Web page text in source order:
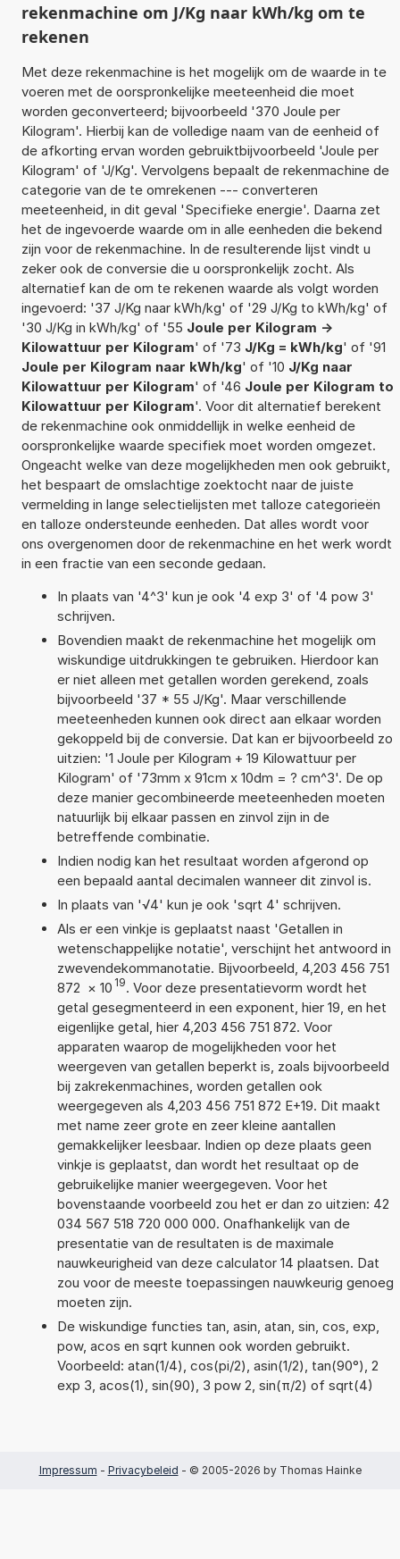
rekenmachine om J/Kg naar kWh/kg om te
rekenen
Met deze rekenmachine is het mogelijk om de waarde in te
voeren met de oorspronkelijke meeteenheid die moet
worden geconverteerd; bijvoorbeeld '370 Joule per
Kilogram'. Hierbij kan de volledige naam van de eenheid of
de afkorting ervan worden gebruiktbijvoorbeeld 'Joule per
Kilogram' of 'J/Kg'. Vervolgens bepaalt de rekenmachine de
categorie van de te omrekenen --- converteren
meeteenheid, in dit geval 'Specifieke energie'. Daarna zet
het de ingevoerde waarde om in alle eenheden die bekend
zijn voor de rekenmachine. In de resulterende lijst vindt u
zeker ook de conversie die u oorspronkelijk zocht. Als
alternatief kan de om te rekenen waarde als volgt worden
ingevoerd: '37 J/Kg naar kWh/kg' of '29 J/Kg to kWh/kg' of
'30 J/Kg in kWh/kg' of '55 Joule per Kilogram ->
Kilowattuur per Kilogram' of '73 J/Kg = kWh/kg' of '91
Joule per Kilogram naar kWh/kg' of '10 J/Kg naar
Kilowattuur per Kilogram' of '46 Joule per Kilogram to
Kilowattuur per Kilogram'. Voor dit alternatief berekent
de rekenmachine ook onmiddellijk in welke eenheid de
oorspronkelijke waarde specifiek moet worden omgezet.
Ongeacht welke van deze mogelijkheden men ook gebruikt,
het bespaart de omslachtige zoektocht naar de juiste
vermelding in lange selectielijsten met talloze categorieën
en talloze ondersteunde eenheden. Dat alles wordt voor
ons overgenomen door de rekenmachine en het werk wordt
in een fractie van een seconde gedaan.
In plaats van '4^3' kun je ook '4 exp 3' of '4 pow 3'
schrijven.
Bovendien maakt de rekenmachine het mogelijk om
wiskundige uitdrukkingen te gebruiken. Hierdoor kan
er niet alleen met getallen worden gerekend, zoals
bijvoorbeeld '37 * 55 J/Kg'. Maar verschillende
meeteenheden kunnen ook direct aan elkaar worden
gekoppeld bij de conversie. Dat kan er bijvoorbeeld zo
uitzien: '1 Joule per Kilogram + 19 Kilowattuur per
Kilogram' of '73mm x 91cm x 10dm = ? cm^3'. De op
deze manier gecombineerde meeteenheden moeten
natuurlijk bij elkaar passen en zinvol zijn in de
betreffende combinatie.
Indien nodig kan het resultaat worden afgerond op
een bepaald aantal decimalen wanneer dit zinvol is.
In plaats van '√4' kun je ook 'sqrt 4' schrijven.
Als er een vinkje is geplaatst naast 'Getallen in
wetenschappelijke notatie', verschijnt het antwoord in
zwevendekommanotatie. Bijvoorbeeld, 4,203 456 751
872 × 10 19. Voor deze presentatievorm wordt het
getal gesegmenteerd in een exponent, hier 19, en het
eigenlijke getal, hier 4,203 456 751 872. Voor
apparaten waarop de mogelijkheden voor het
weergeven van getallen beperkt is, zoals bijvoorbeeld
bij zakrekenmachines, worden getallen ook
weergegeven als 4,203 456 751 872 E+19. Dit maakt
met name zeer grote en zeer kleine aantallen
gemakkelijker leesbaar. Indien op deze plaats geen
vinkje is geplaatst, dan wordt het resultaat op de
gebruikelijke manier weergegeven. Voor het
bovenstaande voorbeeld zou het er dan zo uitzien: 42
034 567 518 720 000 000. Onafhankelijk van de
presentatie van de resultaten is de maximale
nauwkeurigheid van deze calculator 14 plaatsen. Dat
zou voor de meeste toepassingen nauwkeurig genoeg
moeten zijn.
De wiskundige functies tan, asin, atan, sin, cos, exp,
pow, acos en sqrt kunnen ook worden gebruikt.
Voorbeeld: atan(1/4), cos(pi/2), asin(1/2), tan(90°), 2
exp 3, acos(1), sin(90), 3 pow 2, sin(π/2) of sqrt(4)
Impressum - Privacybeleid - © 2005-2026 by Thomas Hainke